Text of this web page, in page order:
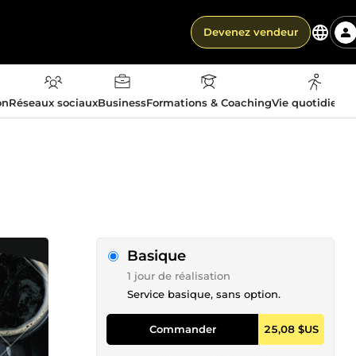
Devenez vendeur
Réseaux sociauxBusinessFormations & CoachingVie
Basique
1 jour de réalisation
Service basique, sans option.
Commander 25,08 $US